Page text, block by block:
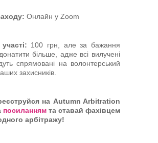
Онлайн у Zoom
100 грн, але за бажання
більше, адже всі вилучені
спрямовані на волонтерський
захисників.
на Autumn Arbitration
посиланням та ставай фахівцем
арбітражу!